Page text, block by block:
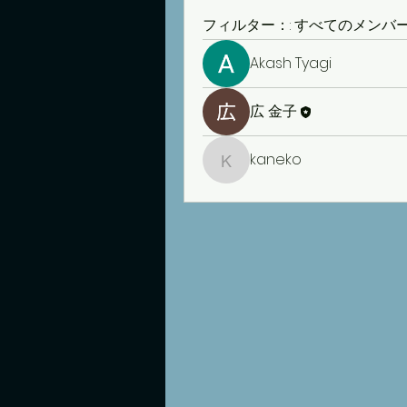
フィルター：:すべてのメンバ
Akash Tyagi
広 金子
kaneko
kaneko